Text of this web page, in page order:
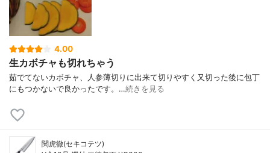
4.00
生カボチャも切れちゃう
茹でてないカボチャ、人参薄切りに出来て切りやすく又切った後に包丁
にもつかないで良かったです。…続きを見る
関虎徹(セキコテツ)